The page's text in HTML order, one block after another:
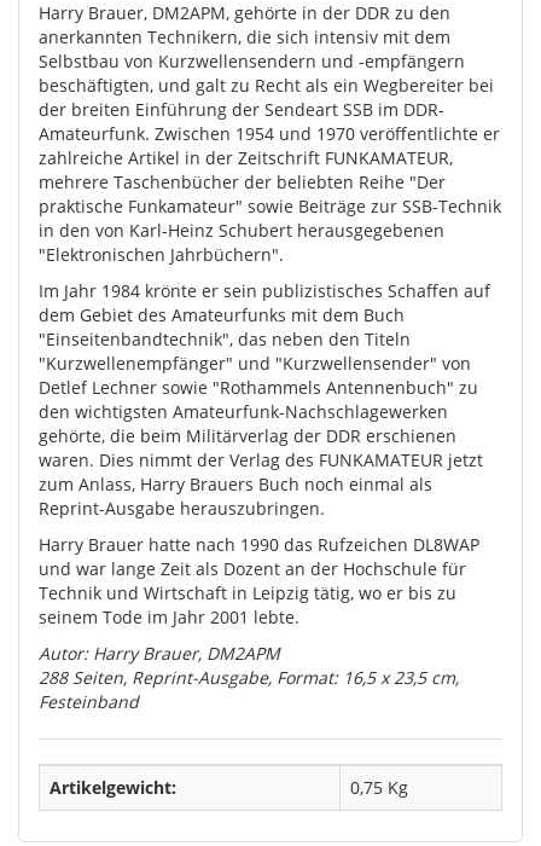
Harry Brauer, DM2APM, gehörte in der DDR zu den
anerkannten Technikern, die sich intensiv mit dem
Selbstbau von Kurzwellensendern und -empfängern
beschäftigten, und galt zu Recht als ein Wegbereiter bei
der breiten Einführung der Sendeart SSB im DDR-
Amateurfunk. Zwischen 1954 und 1970 veröffentlichte er
zahlreiche Artikel in der Zeitschrift FUNKAMATEUR,
mehrere Taschenbücher der beliebten Reihe "Der
praktische Funkamateur" sowie Beiträge zur SSB-Technik
in den von Karl-Heinz Schubert herausgegebenen
"Elektronischen Jahrbüchern".
Im Jahr 1984 krönte er sein publizistisches Schaffen auf
dem Gebiet des Amateurfunks mit dem Buch
"Einseitenbandtechnik", das neben den Titeln
"Kurzwellenempfänger" und "Kurzwellensender" von
Detlef Lechner sowie "Rothammels Antennenbuch" zu
den wichtigsten Amateurfunk-Nachschlagewerken
gehörte, die beim Militärverlag der DDR erschienen
waren. Dies nimmt der Verlag des FUNKAMATEUR jetzt
zum Anlass, Harry Brauers Buch noch einmal als
Reprint-Ausgabe herauszubringen.
Harry Brauer hatte nach 1990 das Rufzeichen DL8WAP
und war lange Zeit als Dozent an der Hochschule für
Technik und Wirtschaft in Leipzig tätig, wo er bis zu
seinem Tode im Jahr 2001 lebte.
Autor: Harry Brauer, DM2APM
288 Seiten, Reprint-Ausgabe, Format: 16,5 x 23,5 cm,
Festeinband
Artikelgewicht: 0,75 Kg